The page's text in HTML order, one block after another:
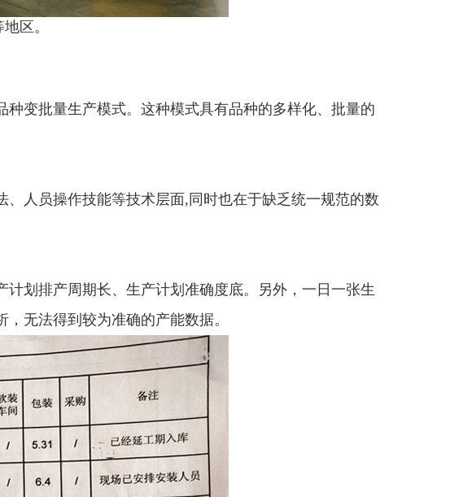
区。
变批量生产模式。这种模式具有品种的多样化、批量的
人员操作技能等技术层面,同时也在于缺乏统一规范的数
划排产周期长、生产计划准确度底。另外，一日一张生
无法得到较为准确的产能数据。